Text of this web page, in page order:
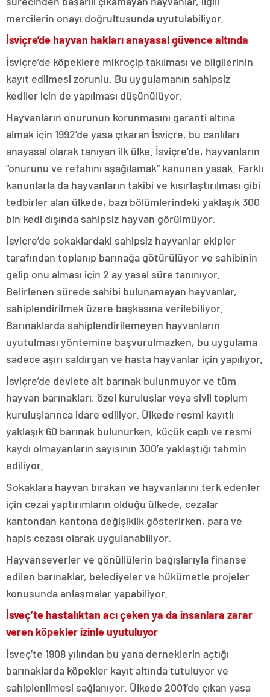
mercilerin onayı doğrultusunda uyutulabiliyor.
İsviçre’de hayvan hakları anayasal güvence altında
İsviçre’de köpeklere mikroçip takılması ve bilgilerinin
kayıt edilmesi zorunlu. Bu uygulamanın sahipsiz
kediler için de yapılması düşünülüyor.
Hayvanların onurunun korunmasını garanti altına
almak için 1992’de yasa çıkaran İsviçre, bu canlıları
anayasal olarak tanıyan ilk ülke. İsviçre’de, hayvanların
“onurunu ve refahını aşağılamak” kanunen yasak. Farklı
kanunlarla da hayvanların takibi ve kısırlaştırılması gibi
tedbirler alan ülkede, bazı bölümlerindeki yaklaşık 300
bin kedi dışında sahipsiz hayvan görülmüyor.
İsviçre’de sokaklardaki sahipsiz hayvanlar ekipler
tarafından toplanıp barınağa götürülüyor ve sahibinin
gelip onu alması için 2 ay yasal süre tanınıyor.
Belirlenen sürede sahibi bulunamayan hayvanlar,
sahiplendirilmek üzere başkasına verilebiliyor.
Barınaklarda sahiplendirilemeyen hayvanların
uyutulması yöntemine başvurulmazken, bu uygulama
sadece aşırı saldırgan ve hasta hayvanlar için yapılıyor.
İsviçre’de devlete ait barınak bulunmuyor ve tüm
hayvan barınakları, özel kuruluşlar veya sivil toplum
kuruluşlarınca idare ediliyor. Ülkede resmi kayıtlı
yaklaşık 60 barınak bulunurken, küçük çaplı ve resmi
kaydı olmayanların sayısının 300’e yaklaştığı tahmin
ediliyor.
Sokaklara hayvan bırakan ve hayvanlarını terk edenler
için cezai yaptırımların olduğu ülkede, cezalar
kantondan kantona değişiklik gösterirken, para ve
hapis cezası olarak uygulanabiliyor.
Hayvanseverler ve gönüllülerin bağışlarıyla finanse
edilen barınaklar, belediyeler ve hükümetle projeler
konusunda anlaşmalar yapabiliyor.
İsveç’te hastalıktan acı çeken ya da insanlara zarar
veren köpekler izinle uyutuluyor
İsveç’te 1908 yılından bu yana derneklerin açtığı
barınaklarda köpekler kayıt altında tutuluyor ve
sahiplenilmesi sağlanıyor. Ülkede 2001’de çıkan yasa